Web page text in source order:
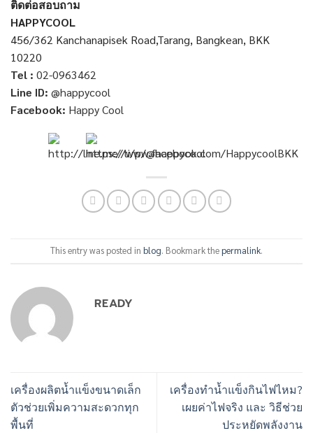
ติดต่อสอบถาม
HAPPYCOOL
456/362 Kanchanapisek Road,Tarang, Bangkean, BKK
10220
Tel : 02-0963462
Line ID: @happycool
Facebook: Happy Cool
This entry was posted in blog. Bookmark thepermalink.
READY
เครื่องผลิตน้ำแข็งขนาดเล็ก
ตัวช่วยเพิ่มความสะดวกทุก
พื้นที่
เครื่องทำน้ำแข็งกินไฟไหม?
เผยค่าไฟจริง และ วิธีช่วย
ประหยัดพลังงาน